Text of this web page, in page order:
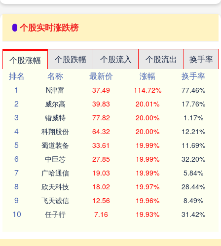
个股实时涨跌榜
个股涨幅 个股跌幅 个股流入 个股流出
换手率
排名
名称 最新价 涨幅
换手率
1
N津富 37.49 114.72% 77.46%
2 威尔高 39.83 20.01% 17.76%
3 锴威特 77.82 20.00% 1.17%
4 科翔股份 64.32 20.00% 12.21%
5 蜀道装备 33.61 19.99% 11.69%
6 中巨芯 27.85 19.99% 32.20%
7 广哈通信 19.03 19.99% 5.84%
8 欣天科技 18.02 19.97% 28.44%
9 飞天诚信 12.56 19.96% 8.49%
10 任子行 7.16 19.93% 31.42%